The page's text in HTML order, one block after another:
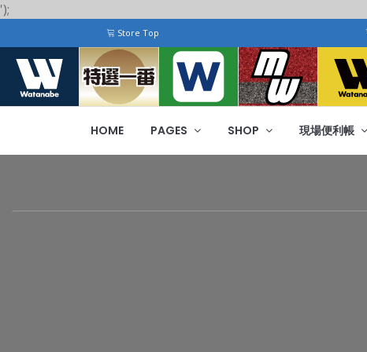
');
Store Top
HOME PAGES SHOP 現場便利帳